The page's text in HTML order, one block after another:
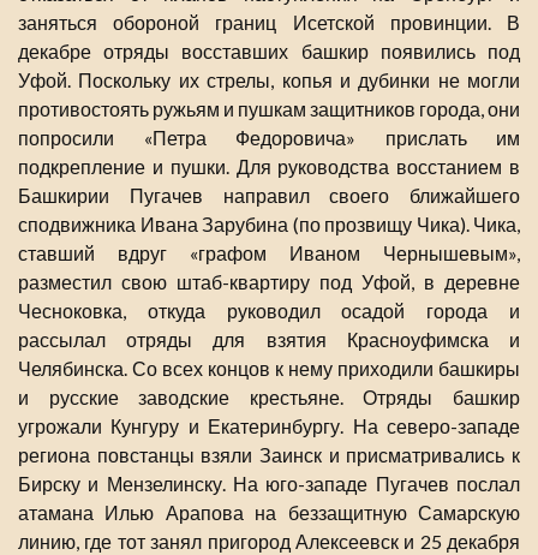
заняться обороной границ Исетской провинции. В
декабре отряды восставших башкир появились под
Уфой. Поскольку их стрелы, копья и дубинки не могли
противостоять ружьям и пушкам защитников города, они
попросили «Петра Федоровича» прислать им
подкрепление и пушки. Для руководства восстанием в
Башкирии Пугачев направил своего ближайшего
сподвижника Ивана Зарубина (по прозвищу Чика). Чика,
ставший вдруг «графом Иваном Чернышевым»,
разместил свою штаб-квартиру под Уфой, в деревне
Чесноковка, откуда руководил осадой города и
рассылал отряды для взятия Красноуфимска и
Челябинска. Со всех концов к нему приходили башкиры
и русские заводские крестьяне. Отряды башкир
угрожали Кунгуру и Екатеринбургу. На северо-западе
региона повстанцы взяли Заинск и присматривались к
Бирску и Мензелинску. На юго-западе Пугачев послал
атамана Илью Арапова на беззащитную Самарскую
линию, где тот занял пригород Алексеевск и 25 декабря